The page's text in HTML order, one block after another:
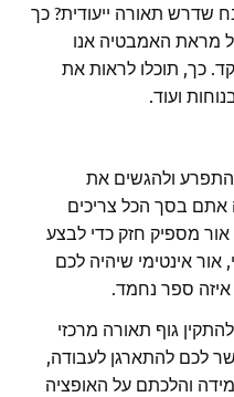
שדרש תאורה ייעודית? כך
מראת האמבטיה אנו
כך, תוכלו לראות את
ועוד.
ולהגשים את
אתם בסך הכל צריכים
מספיק חזק כדי לבצע
אור אינטימי שיהיה לכם
איזה ספר נחמד.
גוף תאורה מרכזי
לכם להתארגן לעבודה,
והלכתם על האופציה